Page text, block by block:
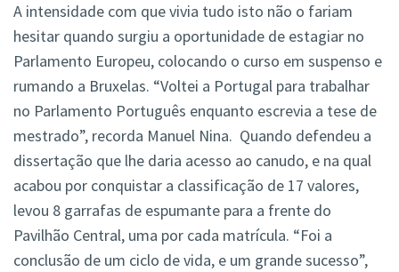
A intensidade com que vivia tudo isto não o fariam
hesitar quando surgiu a oportunidade de estagiar no
Parlamento Europeu, colocando o curso em suspenso e
rumando a Bruxelas. “Voltei a Portugal para trabalhar
no Parlamento Português enquanto escrevia a tese de
mestrado”, recorda Manuel Nina. Quando defendeu a
dissertação que lhe daria acesso ao canudo, e na qual
acabou por conquistar a classificação de 17 valores,
levou 8 garrafas de espumante para a frente do
Pavilhão Central, uma por cada matrícula. “Foi a
conclusão de um ciclo de vida, e um grande sucesso”,